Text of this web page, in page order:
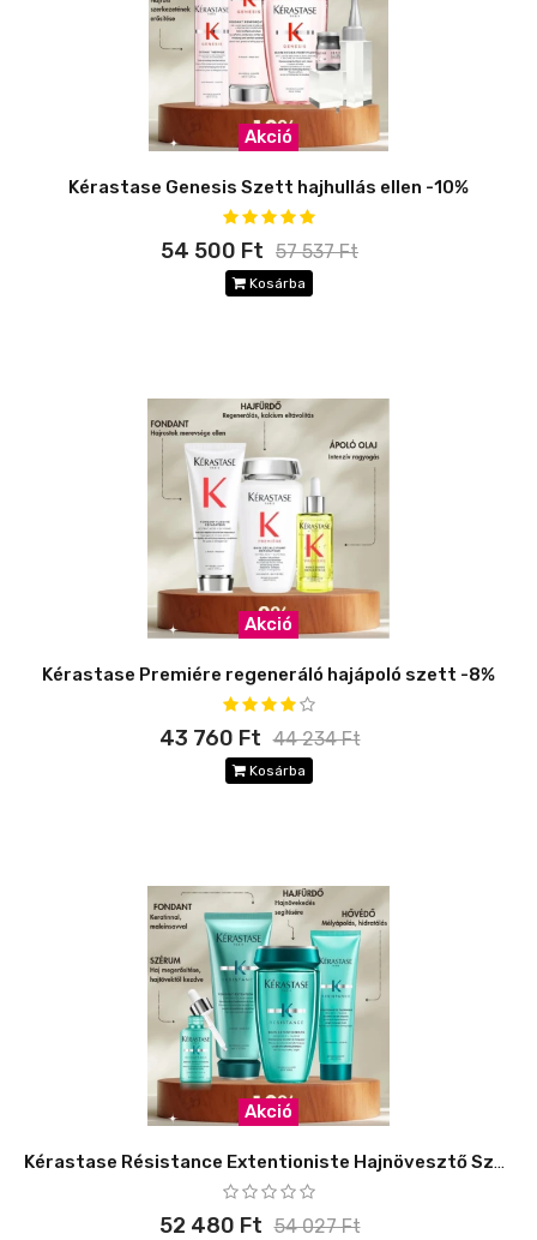
Akció
Kérastase Genesis Szett hajhullás ellen -10%
54 500 Ft 57 537 Ft
Kosárba
Akció
Kérastase Premiére regeneráló hajápoló szett -8%
43 760 Ft 44 234 Ft
Kosárba
Akció
Kérastase Résistance Extentioniste Hajnövesztő Szett -10%
52 480 Ft 54 027 Ft